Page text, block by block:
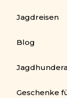
Jagdreisen
Blog
Geschenke